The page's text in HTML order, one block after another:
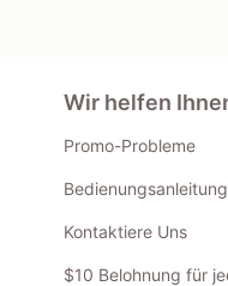
Wir helfen
Promo-Probleme
Bedienungsanleitung
Kontaktiere Uns
$10 Belohnung für